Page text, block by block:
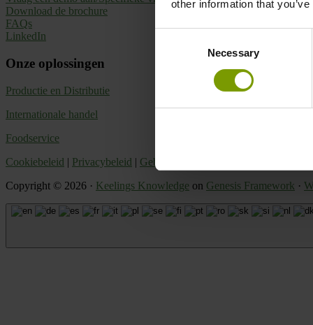
other information that
Necessary
Download de brochure
FAQs
LinkedIn
Onze oplossingen
Productie en Distributie
Internationale handel
Foodservice
Cookiebeleid | Privacybeleid | Gebruiksvoorwaarden
Copyright © 2026 · Keelings Knowledge on Genesis Framework ·